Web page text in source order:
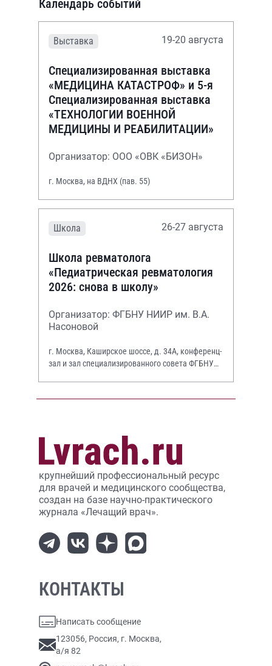
Календарь событий
Выставка 19-20 августа
Специализированная выставка
«МЕДИЦИНА КАТАСТРОФ» и 5-я
Специализированная выставка
«ТЕХНОЛОГИИ ВОЕННОЙ
МЕДИЦИНЫ И РЕАБИЛИТАЦИИ»
Организатор: ООО «ОВК «БИЗОН»
г. Москва, на ВДНХ (пав. 55)
Школа 26-27 августа
Школа ревматолога
«Педиатрическая ревматология
2026: снова в школу»
Организатор: ФГБНУ НИИР им. В.А.
Насоновой
г. Москва, Каширское шоссе, д. 34А, конференц-
зал и зал специализированного совета ФГБНУ
крупнейший профессиональный ресурс
для врачей и медицинского сообщества,
создан на базе научно-практического
журнала «Лечащий врач».
КОНТАКТЫ
Написать сообщение
123056, Россия, г. Москва,
а/я 82